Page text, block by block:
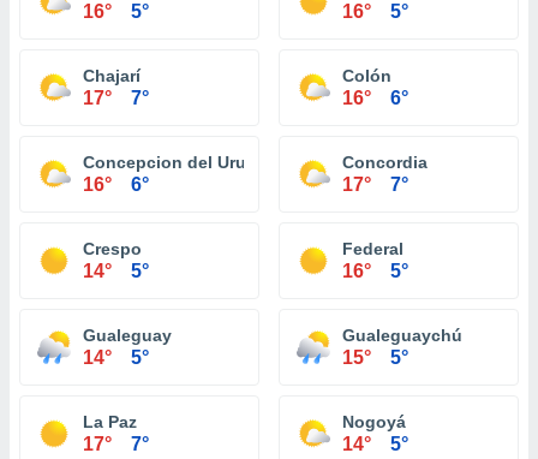
16° 5° 16° 5°
Chajarí
17° 7°
Colón
16° 6°
Concepcion del Uruguay
16° 6°
Concordia
17° 7°
Crespo
14° 5°
Federal
16° 5°
Gualeguay
14° 5°
Gualeguaychú
15° 5°
La Paz
17° 7°
Nogoyá
14° 5°